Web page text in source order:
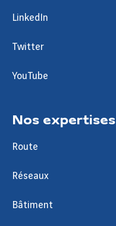
LinkedIn
Twitter
YouTube
Nos expertises
Route
Réseaux
Bâtiment